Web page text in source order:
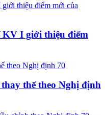
KV I giới thiệu điểm
thế theo Nghị định